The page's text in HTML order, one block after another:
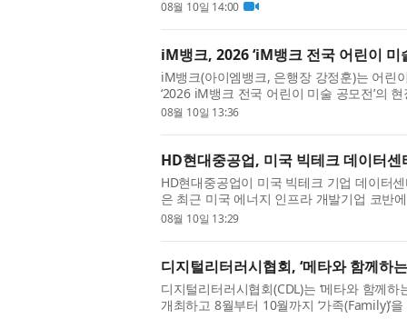
들의 발길이 계속되고 있으며, K-Po...
08월 10일 14:00
iM뱅크, 2026 ‘iM뱅크 전국 어린이 미
iM뱅크(아이엠뱅크, 은행장 강정훈)는 어린
‘2026 iM뱅크 전국 어린이 미술 공모전’의
매년 iM뱅크가 실시하는 대표적인...
08월 10일 13:36
HD현대중공업, 미국 빅테크 데이터
HD현대중공업이 미국 빅테크 기업 데이터
은 최근 미국 에너지 인프라 개발기업 코반
센(HiMSEN) 엔진 기반의 발전설비 공급계...
08월 10일 13:29
디지털리터러시협회, ‘메타와 함께하
디지털리터러시협회(CDL)는 ‘메타와 함께
개최하고 8월부터 10월까지 ‘가족(Family)’